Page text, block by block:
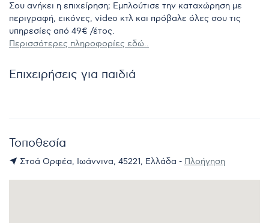
Σου ανήκει η επιχείρηση; Εμπλούτισε την καταχώρηση με
περιγραφή, εικόνες, video κτλ και πρόβαλε όλες σου τις
υπηρεσίες από 49€ /έτος.
Περισσότερες πληροφορίες εδώ..
Επιχειρήσεις για παιδιά
Τοποθεσία
Στοά Ορφέα, Ιωάννινα, 45221, Ελλάδα - Πλοήγηση